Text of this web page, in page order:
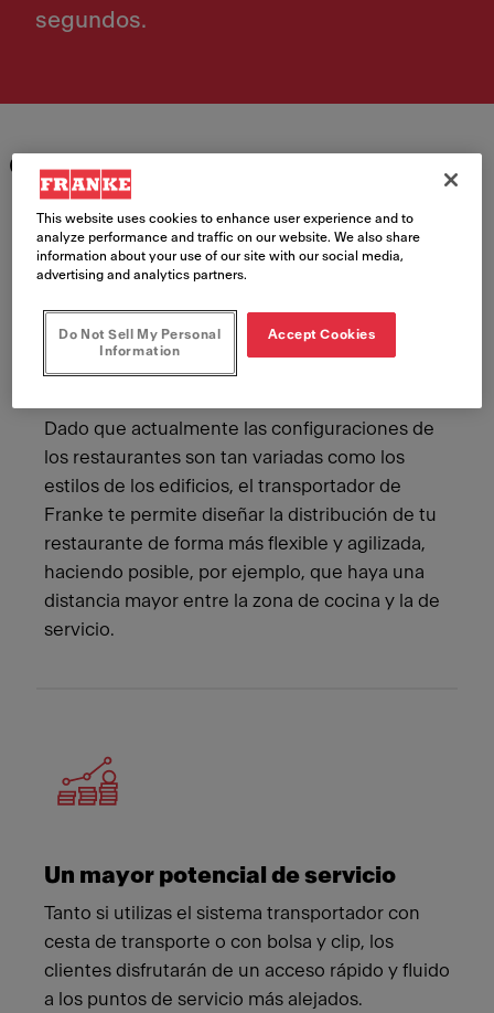
segundos.
Características
Meet Franke
Dado que actualmente las configuraciones de
los restaurantes son tan variadas como los
estilos de los edificios, el transportador de
Franke te permite diseñar la distribución de tu
restaurante de forma más flexible y agilizada,
haciendo posible, por ejemplo, que haya una
distancia mayor entre la zona de cocina y la de
servicio.
Un mayor potencial de servicio
Tanto si utilizas el sistema transportador con
cesta de transporte o con bolsa y clip, los
clientes disfrutarán de un acceso rápido y fluido
a los puntos de servicio más alejados.
This website uses cookies to enhance user experience and to
analyze performance and traffic on our website. We also share
information about your use of our site with our social media,
advertising and analytics partners.
Do Not Sell My Personal
Information
Accept Cookies